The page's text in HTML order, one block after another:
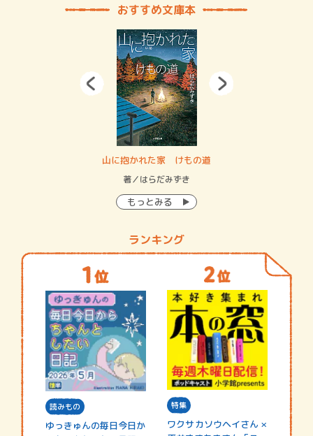
おすすめ文庫本
山に抱かれた家 けもの道
著／はらだみずき
もっとみる
ランキング
読みもの
ゆっきゅんの毎日今日か
特集
ワクサカソウヘイさん ×